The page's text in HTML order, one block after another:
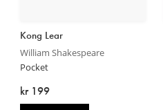
Kong Lear
William Shakespeare
Pocket
kr 199